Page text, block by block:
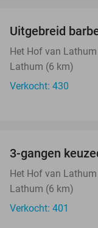
Uitgebreid
Het Hof van Lathum
Lathum (6 km)
Verkocht: 430
3-gangen
Het Hof van Lathum
Lathum (6 km)
Verkocht: 401